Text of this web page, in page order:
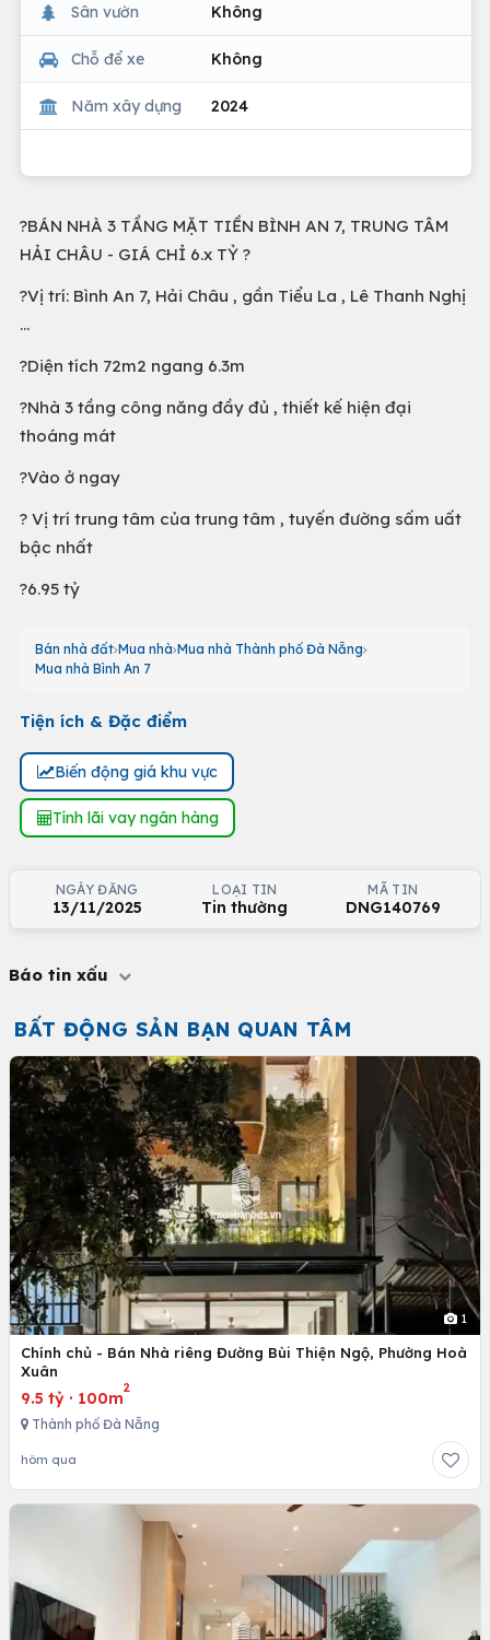
Sân vườn Không
Chỗ để xe Không
Năm xây dựng 2024
?BÁN NHÀ 3 TẦNG MẶT TIỀN BÌNH AN 7, TRUNG TÂM
HẢI CHÂU - GIÁ CHỈ 6.x TỶ ?
?Vị trí: Bình An 7, Hải Châu , gần Tiểu La , Lê Thanh Nghị
…
?Diện tích 72m2 ngang 6.3m
?Nhà 3 tầng công năng đầy đủ , thiết kế hiện đại
thoáng mát
?Vào ở ngay
? Vị trí trung tâm của trung tâm , tuyến đường sấm uất
bậc nhất
?6.95 tỷ
Bán nhà đất Mua nhà Mua nhà Thành phố Đà Nẵng
Mua nhà Bình An 7
Tiện ích & Đặc điểm
Biến động giá khu vực
Tính lãi vay ngân hàng
NGÀY ĐĂNG
13/11/2025
LOẠI TIN
Tin thường
MÃ TIN
DNG140769
Báo tin xấu
BẤT ĐỘNG SẢN BẠN QUAN TÂM
1
Chính chủ - Bán Nhà riêng Đường Bùi Thiện Ngộ, Phường Hoà
Xuân
9.5 tỷ · 100m
2
Thành phố Đà Nẵng
hôm qua